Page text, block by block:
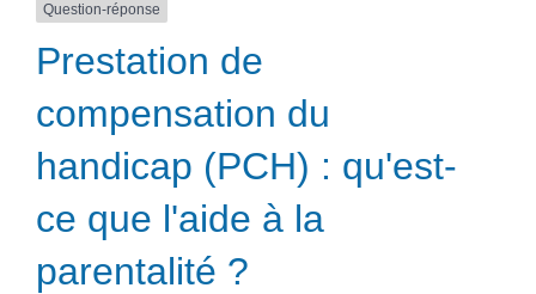
Question-réponse
Prestation de
compensation du
handicap (PCH) : qu'est-
ce que l'aide à la
parentalité ?